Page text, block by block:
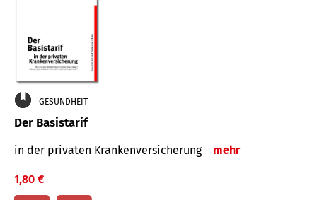
GESUNDHEIT
Der Basistarif
in der privaten Kran­ken­ver­siche­rung mehr
1,80 €